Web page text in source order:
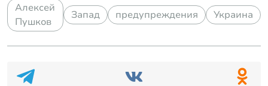
Алексей
Пушков
Запад предупреждения Украина